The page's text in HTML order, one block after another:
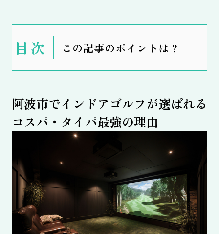
この記事のポイントは？
表
示
阿波市でインドアゴルフが選ばれる
コスパ・タイパ最強の理由